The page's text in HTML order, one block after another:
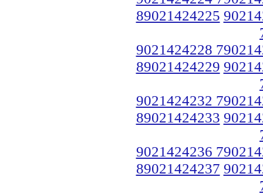
89021424225
9021424228
89021424229
9021424232
89021424233
9021424236
89021424237